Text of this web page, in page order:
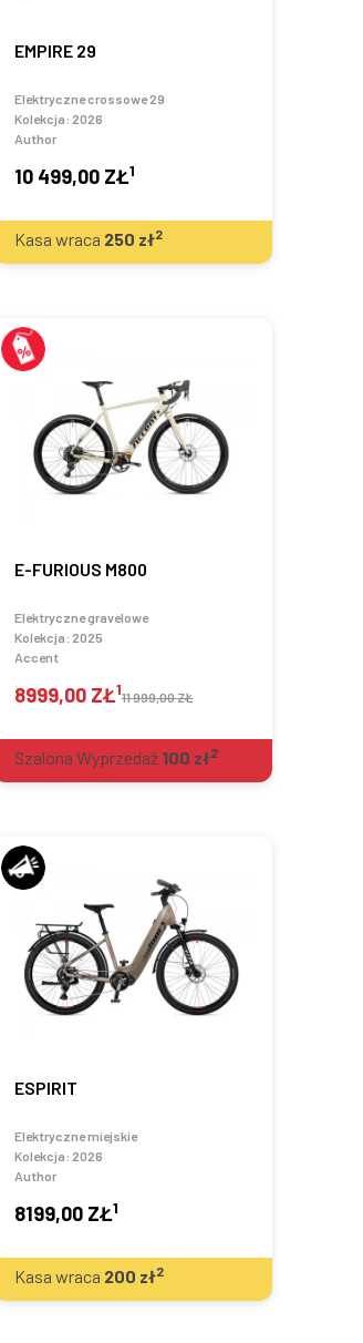
EMPIRE 29
Elektryczne crossowe 29
Kolekcja: 2026
Author
10 499,00 ZŁ1
Kasa wraca 250 zł2
E-FURIOUS M800
Elektryczne gravelowe
Kolekcja: 2025
Accent
8999,00 ZŁ111 999,00 ZŁ
Szalona Wyprzedaż 100 zł2
ESPIRIT
Elektryczne miejskie
Kolekcja: 2026
Author
8199,00 ZŁ1
Kasa wraca 200 zł2